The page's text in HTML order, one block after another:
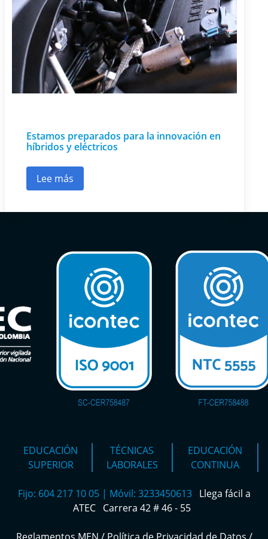
Estamos preparados para la innovación en
híbridos y eléctricos
Lee más
sobre Estamos preparados para la
EDUCACIÓN
SUPERIOR
TÉCNICAS
LABORALES
EDUCACIÓN
CONTINUA
Fijo: 604 217 10 05 | Móvil: 3233450613 Llega fácil a
ATEC Carrera 42 # 46 - 55